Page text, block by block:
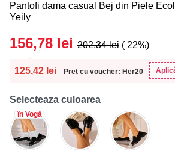
Pantofi dama casual Bej din Piele
Yeily
125,42 lei Pret cu voucher: Her20
156,78 lei 202,34lei ( 22%)
Selecteaza culoarea
în Vogă